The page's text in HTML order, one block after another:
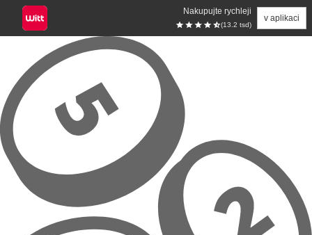
Nakupujte rychleji
(13.2 tsd)
v aplikaci
Přeskočit na hlavní obsah